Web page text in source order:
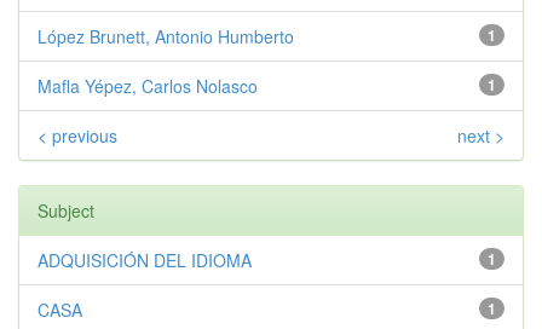
1
López Brunett, Antonio Humberto
1
Mafla Yépez, Carlos Nolasco
< previous next >
Subject
1
ADQUISICIÓN DEL IDIOMA
1
CASA